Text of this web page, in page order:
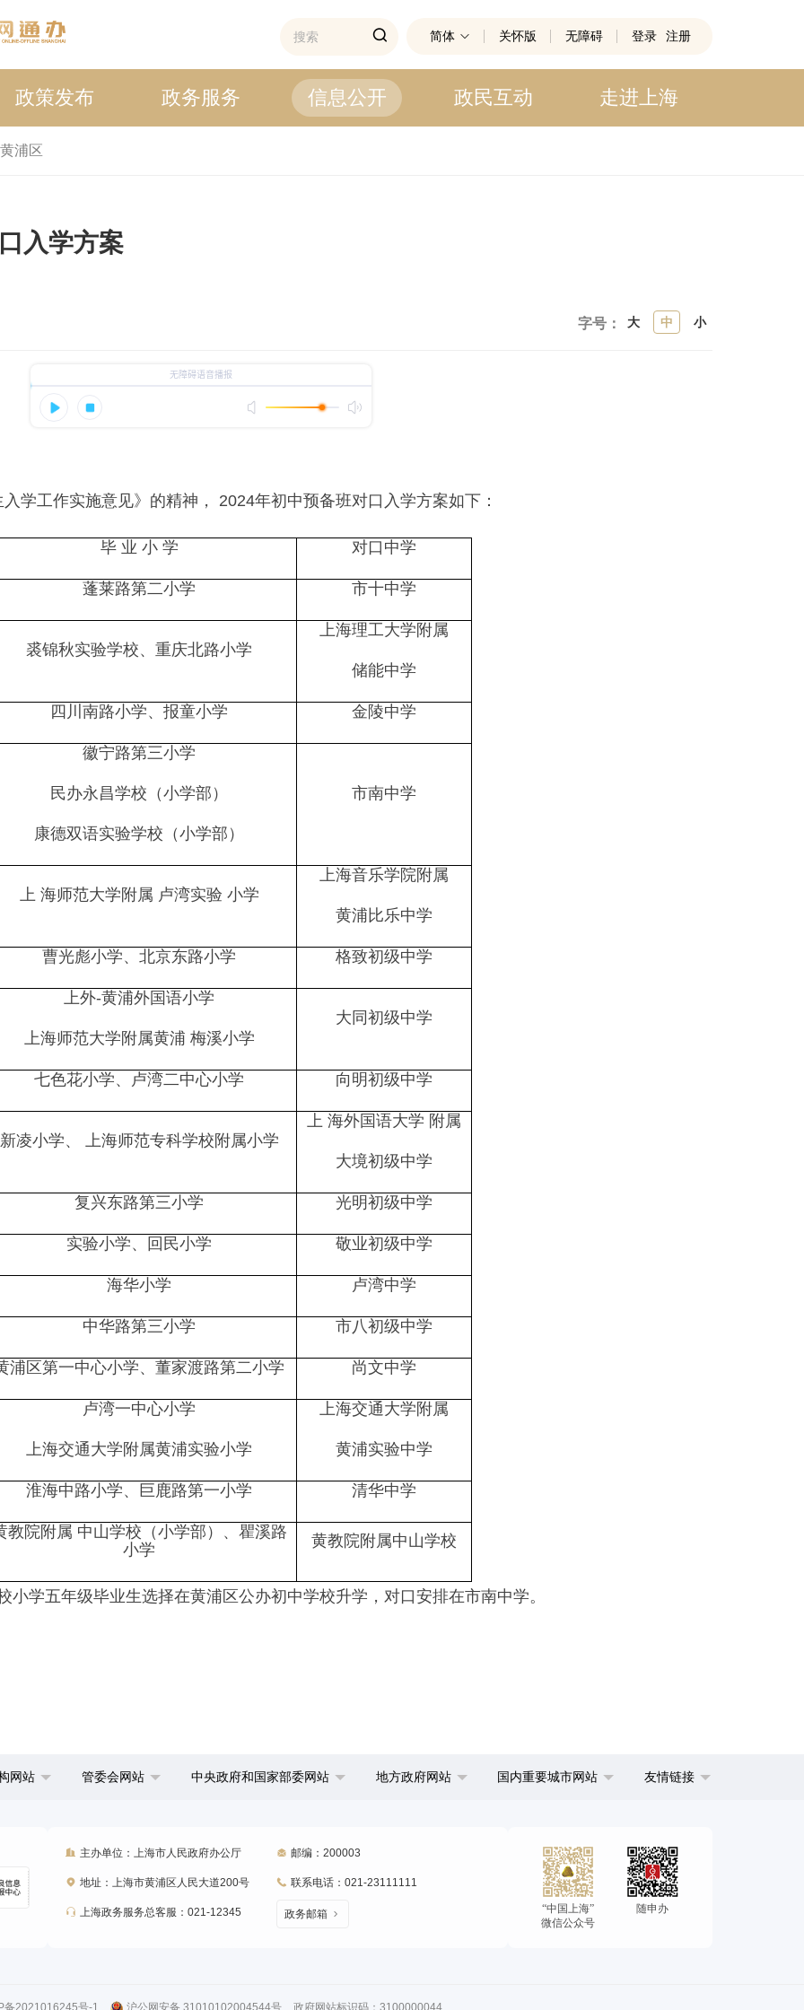
简体 关怀版 无障碍 登录 注册
政策发布 政务服务 信息公开 政民互动 走进上海
黄浦区
入学方案
字号： 大 中 小
工作实施意见》的精神， 2024年初中预备班对口入学方案如下：
毕 业 小 学 对口中学
蓬莱路第二小学 市十中学
裘锦秋实验学校、重庆北路小学
上海理工大学附属
储能中学
四川南路小学、报童小学 金陵中学
徽宁路第三小学
民办永昌学校（小学部）
康德双语实验学校（小学部）
市南中学
上 海师范大学附属 卢湾实验 小学
上海音乐学院附属
黄浦比乐中学
曹光彪小学、北京东路小学 格致初级中学
上外-黄浦外国语小学
上海师范大学附属黄浦 梅溪小学
大同初级中学
七色花小学、卢湾二中心小学 向明初级中学
新凌小学、 上海师范专科学校附属小学
上 海外国语大学 附属
大境初级中学
复兴东路第三小学 光明初级中学
实验小学、回民小学 敬业初级中学
海华小学 卢湾中学
中华路第三小学 市八初级中学
浦区第一中心小学、董家渡路第二小学 尚文中学
卢湾一中心小学
上海交通大学附属黄浦实验小学
上海交通大学附属
黄浦实验中学
淮海中路小学、巨鹿路第一小学 清华中学
教院附属 中山学校（小学部）、瞿溪路
小学
黄教院附属中山学校
学五年级毕业生选择在黄浦区公办初中学校升学，对口安排在市南中学。
网站 管委会网站 中央政府和国家部委网站 地方政府网站 国内重要城市网站 友情链接
主办单位：上海市人民政府办公厅
地址：上海市黄浦区人民大道200号
上海政务服务总客服：021-12345
邮编：200003
联系电话：021-23111111
政务邮箱
“中国上海”
微信公众号
随申办
备2021016245号-1 沪公网安备 31010102004544号 政府网站标识码：3100000044